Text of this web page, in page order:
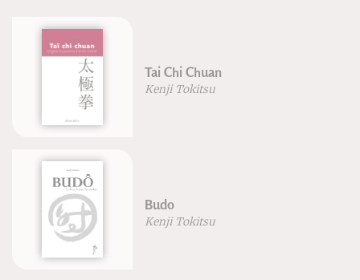
Tai Chi Chuan
Kenji Tokitsu
Budo
Kenji Tokitsu